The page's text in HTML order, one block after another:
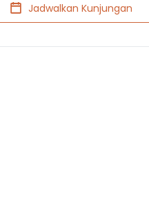
Jadwalkan Kunjungan